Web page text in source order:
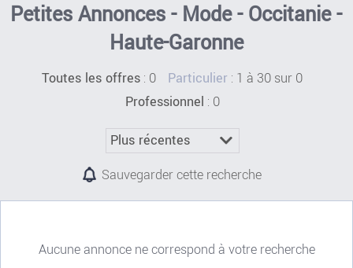
Petites Annonces - Mode - Occitanie -
Haute-Garonne
Toutes les offres : 0 Particulier : 1 à 30 sur 0
Professionnel : 0
Sauvegarder cette recherche
Aucune annonce ne correspond à votre recherche